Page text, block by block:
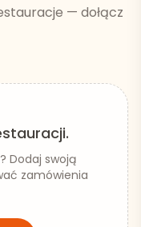
— dołącz
? Dodaj swoją
zamówienia